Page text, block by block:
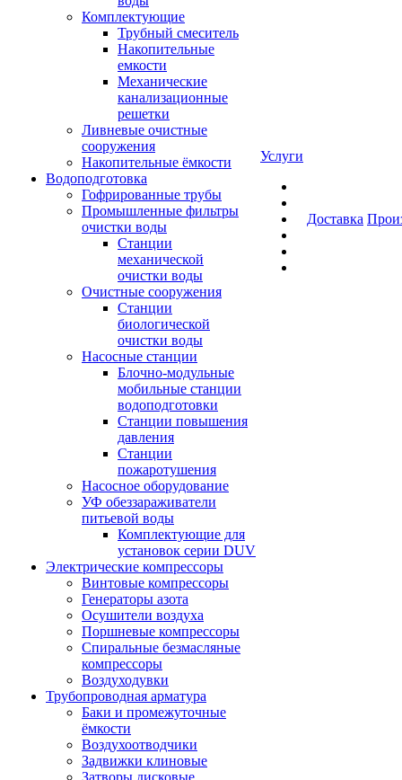
Комплектующие
Трубный смеситель
Накопительные
емкости
Механические
канализационные
решетки
Ливневые очистные
сооружения
Накопительные ёмкости
Водоподготовка
Гофрированные трубы
Промышленные фильтры
очистки воды
Станции
механической
очистки воды
Очистные сооружения
Станции
биологической
очистки воды
Насосные станции
Блочно-модульные
мобильные станции
водоподготовки
Станции повышения
давления
Станции
пожаротушения
Насосное оборудование
УФ обеззараживатели
питьевой воды
Комплектующие для
установок серии DUV
Электрические компрессоры
Винтовые компрессоры
Генераторы азота
Осушители воздуха
Поршневые компрессоры
Спиральные безмасляные
компрессоры
Воздуходувки
Трубопроводная арматура
Баки и промежуточные
ёмкости
Воздухоотводчики
Задвижки клиновые
Затворы дисковые
Услуги
Доставка